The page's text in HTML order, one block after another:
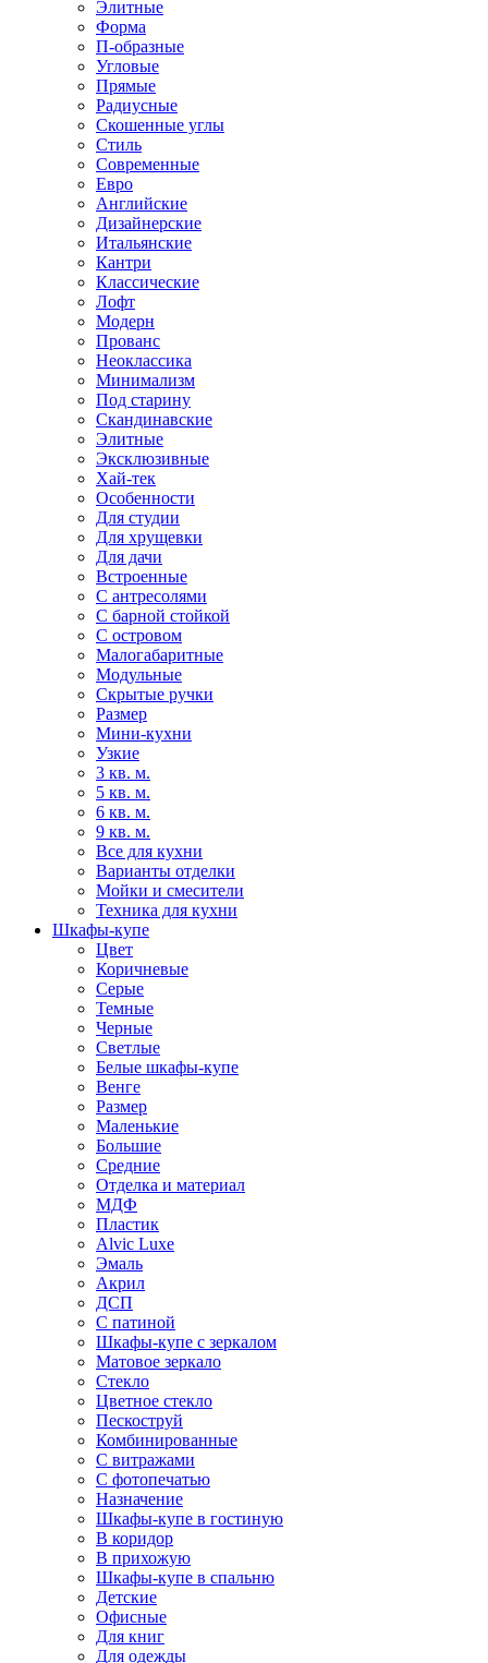
Элитные
Форма
П-образные
Угловые
Прямые
Радиусные
Скошенные углы
Стиль
Современные
Евро
Английские
Дизайнерские
Итальянские
Кантри
Классические
Лофт
Модерн
Прованс
Неоклассика
Минимализм
Под старину
Скандинавские
Элитные
Эксклюзивные
Хай-тек
Особенности
Для студии
Для хрущевки
Для дачи
Встроенные
С антресолями
С барной стойкой
С островом
Малогабаритные
Модульные
Скрытые ручки
Размер
Мини-кухни
Узкие
3 кв. м.
5 кв. м.
6 кв. м.
9 кв. м.
Все для кухни
Варианты отделки
Мойки и смесители
Техника для кухни
Шкафы-купе
Цвет
Коричневые
Серые
Темные
Черные
Светлые
Белые шкафы-купе
Венге
Размер
Маленькие
Большие
Средние
Отделка и материал
МДФ
Пластик
Alvic Luxe
Эмаль
Акрил
ДСП
С патиной
Шкафы-купе с зеркалом
Матовое зеркало
Стекло
Цветное стекло
Пескоструй
Комбинированные
С витражами
С фотопечатью
Назначение
Шкафы-купе в гостиную
В коридор
В прихожую
Шкафы-купе в спальню
Детские
Офисные
Для книг
Для одежды